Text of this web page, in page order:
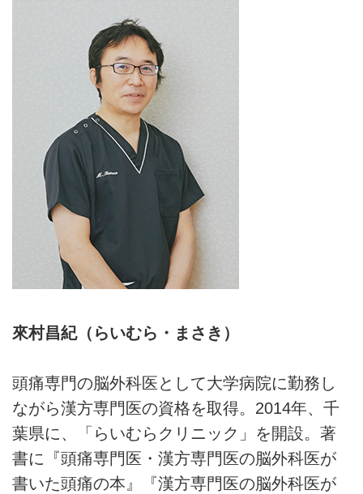
來村昌紀（らいむら・まさき）
頭痛専門の脳外科医として大学病院に勤務し
ながら漢方専門医の資格を取得。2014年、千
葉県に、「らいむらクリニック」を開設。著
書に『頭痛専門医・漢方専門医の脳外科医が
書いた頭痛の本』『漢方専門医の脳外科医が